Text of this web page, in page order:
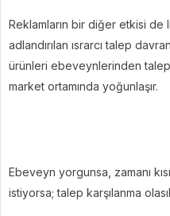
Reklamların bir diğer etkisi
adlandırılan ısrarcı talep
ürünleri ebeveynlerinden
market ortamında yoğunlaşır.
Ebeveyn yorgunsa, zamanı
istiyorsa; talep karşılanma